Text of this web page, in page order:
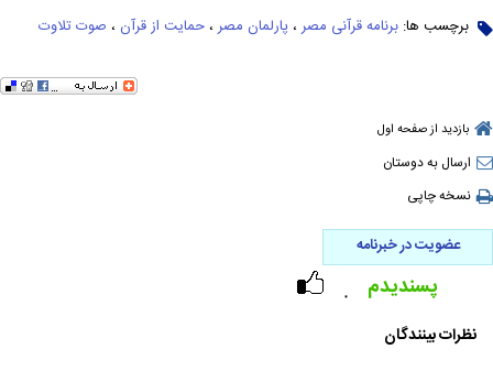
برچسب ها: برنامه قرآنی مصر ، پارلمان مصر ، حمایت از قرآن ، صوت تلاوت
بازدید از صفحه اول
ارسال به دوستان
نسخه چاپی
عضویت در خبرنامه
۰ پسندیدم
نظرات بینندگان